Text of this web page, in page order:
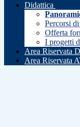
Didattica
Percorsi
Offerta
I progetti
Area Riservata
Area Riservata